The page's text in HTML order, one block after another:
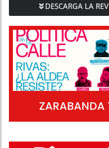
DESCARGA LA
ZARABANDA